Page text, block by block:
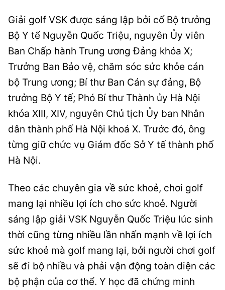
Giải golf VSK được sáng lập bởi cố Bộ trưởng
Bộ Y tế Nguyễn Quốc Triệu, nguyên Ủy viên
Ban Chấp hành Trung ương Đảng khóa X;
Trưởng Ban Bảo vệ, chăm sóc sức khỏe cán
bộ Trung ương; Bí thư Ban Cán sự đảng, Bộ
trưởng Bộ Y tế; Phó Bí thư Thành ủy Hà Nội
khóa XIII, XIV, nguyên Chủ tịch Ủy ban Nhân
dân thành phố Hà Nội khoá X. Trước đó, ông
từng giữ chức vụ Giám đốc Sở Y tế thành phố
Hà Nội.
Theo các chuyên gia về sức khoẻ, chơi golf
mang lại nhiều lợi ích cho sức khoẻ. Người
sáng lập giải VSK Nguyễn Quốc Triệu lúc sinh
thời cũng từng nhiều lần nhấn mạnh về lợi ích
sức khoẻ mà golf mang lại, bởi người chơi golf
sẽ đi bộ nhiều và phải vận động toàn diện các
bộ phận của cơ thể. Y học đã chứng minh